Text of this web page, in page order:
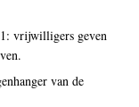
vrijwilligers geven
van de